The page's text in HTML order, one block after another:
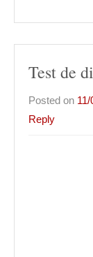
Test de
Posted on
Reply